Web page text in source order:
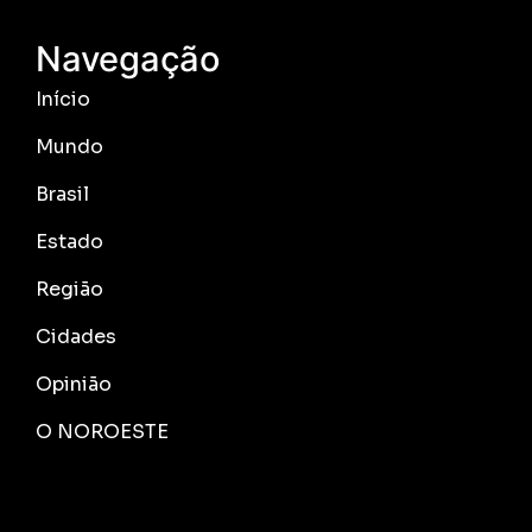
Navegação
Início
Mundo
Brasil
Estado
Região
Cidades
Opinião
O NOROESTE